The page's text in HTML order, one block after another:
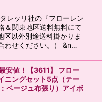
レッリ社の『フローレン
＆関東地区送料無料にて
区以外別途送料掛かりま
わせください。） &n…
値！【3611】 フロー
ングセット5点（テー
ベージュ布張り）アイボ